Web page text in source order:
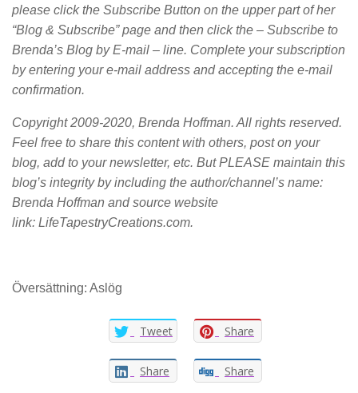
please click the Subscribe Button on the upper part of her
“Blog & Subscribe” page and then click the – Subscribe to
Brenda’s Blog by E-mail – line. Complete your subscription
by entering your e-mail address and accepting the e-mail
confirmation.
Copyright 2009-2020, Brenda Hoffman. All rights reserved.
Feel free to share this content with others, post on your
blog, add to your newsletter, etc. But PLEASE maintain this
blog’s integrity by including the author/channel’s name:
Brenda Hoffman and source website
link: LifeTapestryCreations.com.
Översättning: Aslög
Tweet Share
Share Share